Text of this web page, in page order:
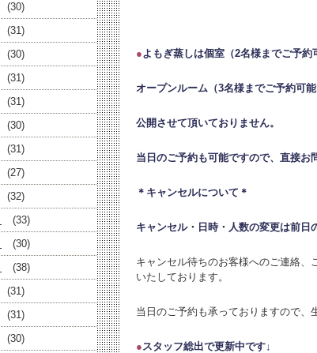
●よもぎ蒸しは個室（2名様までご予
オープンルーム（3名様までご予約可
公開させて頂いておりません。
当日のご予約も可能ですので、直接お
＊キャンセルについて＊
キャンセル・日時・人数の変更は前日
キャンセル待ちのお客様へのご連絡
いたしております。
当日のご予約も承っておりますので、
●スタッフ総出で更新中です↓
(30)
(31)
(30)
(31)
(31)
(30)
(31)
(27)
(32)
(33)
(30)
(38)
(31)
(31)
(30)